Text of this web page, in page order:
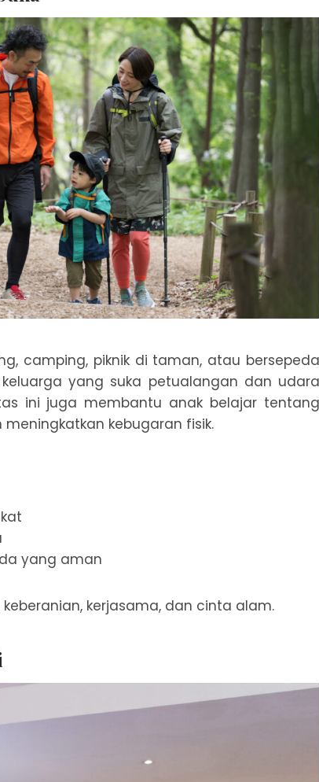
camping, piknik di taman, atau bersepeda
yang suka petualangan dan udara
ini juga membantu anak belajar tentang
kebugaran fisik.
yang aman
kerjasama, dan cinta alam.